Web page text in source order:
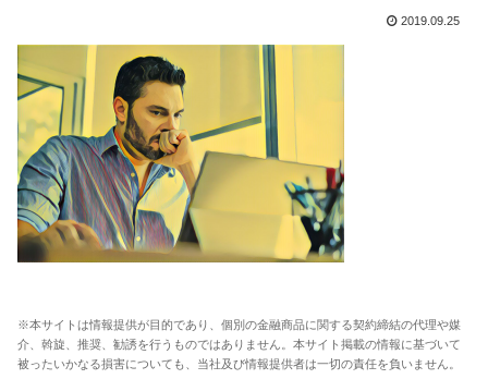
2019.09.25
※本サイトは情報提供が目的であり、個別の金融商品に関する契約締結の代理や媒
介、斡旋、推奨、勧誘を行うものではありません。本サイト掲載の情報に基づいて
被ったいかなる損害についても、当社及び情報提供者は一切の責任を負いません。